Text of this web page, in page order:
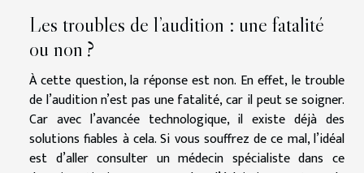
Les troubles de l’audition : une fatalité
ou non ?
À cette question, la réponse est non. En effet, le trouble
de l’audition n’est pas une fatalité, car il peut se soigner.
Car avec l’avancée technologique, il existe déjà des
solutions fiables à cela. Si vous souffrez de ce mal, l’idéal
est d’aller consulter un médecin spécialiste dans ce